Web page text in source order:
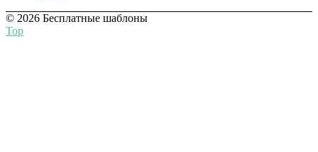
© 2026 Бесплатные шаблоны
Top